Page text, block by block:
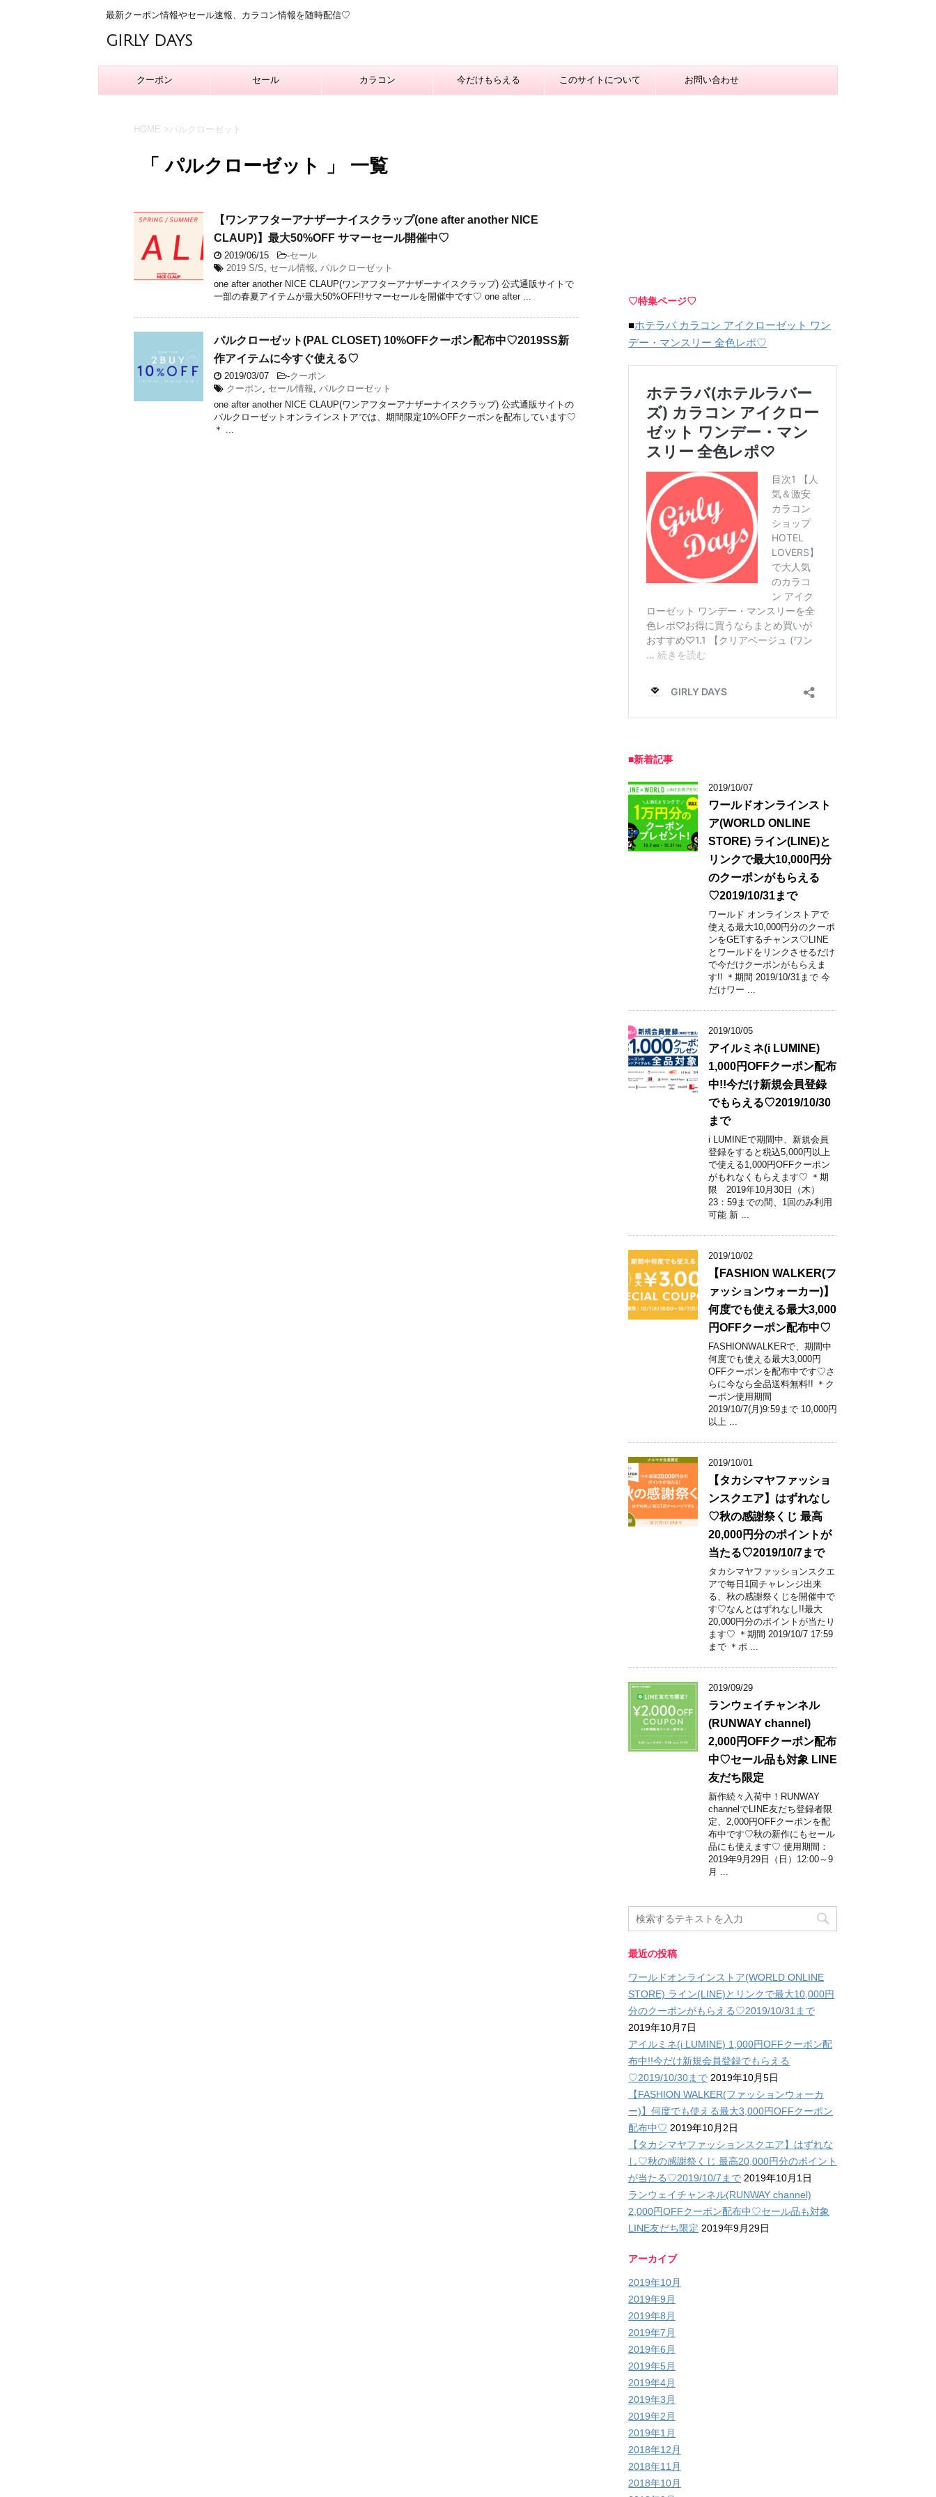
最新クーポン情報やセール速報、カラコン情報を随時配信♡
GIRLY DAYS
クーポン セール カラコン 今だけもらえる このサイトについて お問い合わせ
HOME >パルクローゼット
「 パルクローゼット 」 一覧
【ワンアフターアナザーナイスクラップ(one after another NICE
CLAUP)】最大50%OFF サマーセール開催中♡
2019/06/15 -セール
2019 S/S, セール情報, パルクローゼット
one after another NICE CLAUP(ワンアフターアナザーナイスクラップ) 公式通販サイトで
一部の春夏アイテムが最大50%OFF!!サマーセールを開催中です♡ one after ...
パルクローゼット(PAL CLOSET) 10%OFFクーポン配布中♡2019SS新
作アイテムに今すぐ使える♡
2019/03/07 -クーポン
クーポン, セール情報, パルクローゼット
one after another NICE CLAUP(ワンアフターアナザーナイスクラップ) 公式通販サイトの
パルクローゼットオンラインストアでは、期間限定10%OFFクーポンを配布しています♡
＊ ...
♡特集ページ♡
■ホテラバ カラコン アイクローゼット ワン
デー・マンスリー 全色レポ♡
■新着記事
2019/10/07
ワールドオンラインスト
ア(WORLD ONLINE
STORE) ライン(LINE)と
リンクで最大10,000円分
のクーポンがもらえる
♡2019/10/31まで
ワールド オンラインストアで
使える最大10,000円分のクーポ
ンをGETするチャンス♡LINE
とワールドをリンクさせるだけ
で今だけクーポンがもらえま
す!! ＊期間 2019/10/31まで 今
だけワー ...
2019/10/05
アイルミネ(i LUMINE)
1,000円OFFクーポン配布
中!!今だけ新規会員登録
でもらえる♡2019/10/30
まで
i LUMINEで期間中、新規会員
登録をすると税込5,000円以上
で使える1,000円OFFクーポン
がもれなくもらえます♡ ＊期
限 2019年10月30日（木）
23：59までの間、1回のみ利用
可能 新 ...
2019/10/02
【FASHION WALKER(フ
ァッションウォーカー)】
何度でも使える最大3,000
円OFFクーポン配布中♡
FASHIONWALKERで、期間中
何度でも使える最大3,000円
OFFクーポンを配布中です♡さ
らに今なら全品送料無料!! ＊ク
ーポン使用期間
2019/10/7(月)9:59まで 10,000円
以上 ...
2019/10/01
【タカシマヤファッショ
ンスクエア】はずれなし
♡秋の感謝祭くじ 最高
20,000円分のポイントが
当たる♡2019/10/7まで
タカシマヤファッションスクエ
アで毎日1回チャレンジ出来
る、秋の感謝祭くじを開催中で
す♡なんとはずれなし!!最大
20,000円分のポイントが当たり
ます♡ ＊期間 2019/10/7 17:59
まで ＊ポ ...
2019/09/29
ランウェイチャンネル
(RUNWAY channel)
2,000円OFFクーポン配布
中♡セール品も対象 LINE
友だち限定
新作続々入荷中！RUNWAY
channelでLINE友だち登録者限
定、2,000円OFFクーポンを配
布中です♡秋の新作にもセール
品にも使えます♡ 使用期間：
2019年9月29日（日）12:00～9
月 ...
最近の投稿
ワールドオンラインストア(WORLD ONLINE
STORE) ライン(LINE)とリンクで最大10,000円
分のクーポンがもらえる♡2019/10/31まで
2019年10月7日
アイルミネ(i LUMINE) 1,000円OFFクーポン配
布中!!今だけ新規会員登録でもらえる
♡2019/10/30まで 2019年10月5日
【FASHION WALKER(ファッションウォーカ
ー)】何度でも使える最大3,000円OFFクーポン
配布中♡ 2019年10月2日
【タカシマヤファッションスクエア】はずれな
し♡秋の感謝祭くじ 最高20,000円分のポイント
が当たる♡2019/10/7まで 2019年10月1日
ランウェイチャンネル(RUNWAY channel)
2,000円OFFクーポン配布中♡セール品も対象
LINE友だち限定 2019年9月29日
アーカイブ
2019年10月
2019年9月
2019年8月
2019年7月
2019年6月
2019年5月
2019年4月
2019年3月
2019年2月
2019年1月
2018年12月
2018年11月
2018年10月